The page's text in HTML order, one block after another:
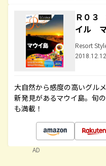
Ｒ０３
イル
Resort
大自然から感度の高いグル
新発見があるマウイ島。旬
も満載！
AD